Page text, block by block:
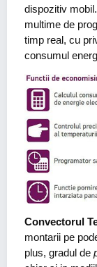
dispozitiv
multime de
timp real, cu
consumul
Convectorul
montarii pe
plus, gradul de